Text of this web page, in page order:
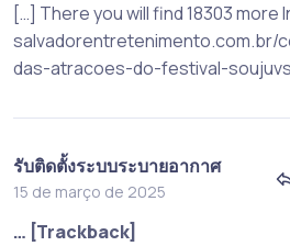
[…] There you will find 18303 more
salvadorentretenimento.com.br/
das-atracoes-do-festival-
รับติดตั้งระบบระบายอากาศ
15 de março de 2025
… [Trackback]